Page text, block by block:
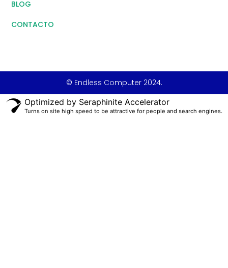
BLOG
CONTACTO
© Endless Computer 2024.
Optimized by Seraphinite Accelerator
Turns on site high speed to be attractive for people and search engines.